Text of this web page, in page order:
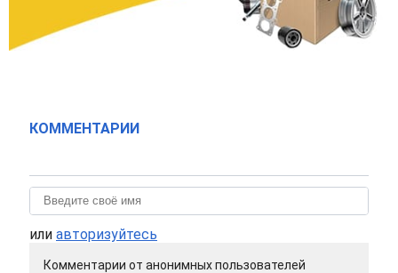
КОММЕНТАРИИ
или авторизуйтесь
Комментарии от анонимных пользователей